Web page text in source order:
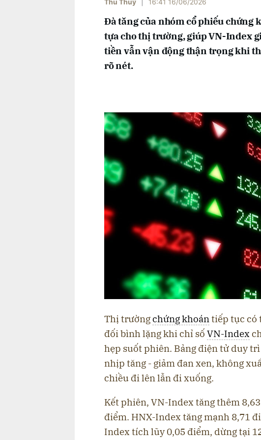
Thu Thuỷ 16:41 16/06/2026
Đà tăng của nhóm cổ phiếu chứng
tựa cho thị trường, giúp VN-Index
tiền vẫn vận động thận trọng khi
rõ nét.
Thị trườngchứng khoán tiếp tục có
đối bình lặng khi chỉ số VN-Index
hẹp suốt phiên. Bảng điện tử duy
nhịp tăng - giảm đan xen, không
chiều đi lên lẫn đi xuống.
Kết phiên, VN-Index tăng thêm
điểm. HNX-Index tăng mạnh 8,71
Index tích lũy 0,05 điểm, dừng tại